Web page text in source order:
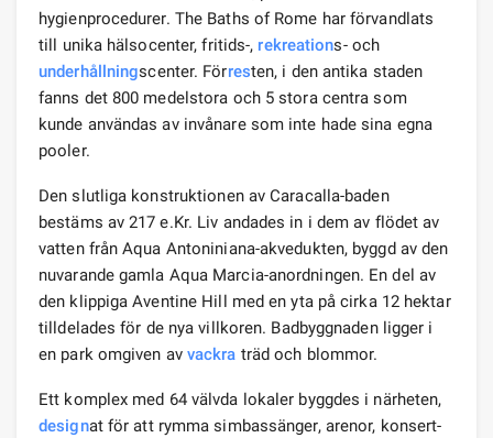
hygienprocedurer. The Baths of Rome har förvandlats
till unika hälsocenter, fritids-, rekreations- och
underhållningscenter. Förresten, i den antika staden
fanns det 800 medelstora och 5 stora centra som
kunde användas av invånare som inte hade sina egna
pooler.
Den slutliga konstruktionen av Caracalla-baden
bestäms av 217 e.Kr. Liv andades in i dem av flödet av
vatten från Aqua Antoniniana-akvedukten, byggd av den
nuvarande gamla Aqua Marcia-anordningen. En del av
den klippiga Aventine Hill med en yta på cirka 12 hektar
tilldelades för de nya villkoren. Badbyggnaden ligger i
en park omgiven av vackra träd och blommor.
Ett komplex med 64 välvda lokaler byggdes i närheten,
designat för att rymma simbassänger, arenor, konsert-